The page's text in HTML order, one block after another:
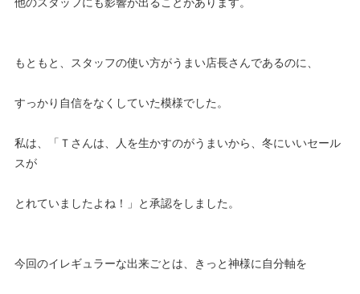
もともと、スタッフの使い方がうまい店長さんであるのに、
すっかり自信をなくしていた模様でした。
私は、「Ｔさんは、人を生かすのがうまいから、冬にいいセール
スが
とれていましたよね！」と承認をしました。
今回のイレギュラーな出来ごとは、きっと神様に自分軸を